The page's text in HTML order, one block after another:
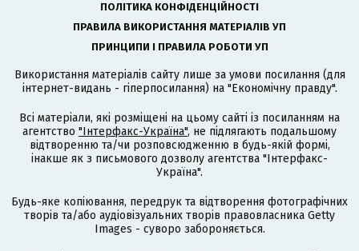
ПОЛІТИКА КОНФІДЕНЦІЙНОСТІ
ПРАВИЛА ВИКОРИСТАННЯ МАТЕРІАЛІВ УП
ПРИНЦИПИ І ПРАВИЛА РОБОТИ УП
Використання матеріалів сайту лише за умови посилання (для
інтернет-видань - гіперпосилання) на "Економічну правду".
Всі матеріали, які розміщені на цьому сайті із посиланням на
агентство "Інтерфакс-Україна", не підлягають подальшому
відтворенню та/чи розповсюдженню в будь-якій формі,
інакше як з письмового дозволу агентства "Інтерфакс-
Україна".
Будь-яке копіювання, передрук та відтворення фотографічних
творів та/або аудіовізуальних творів правовласника Getty
Images - суворо забороняється.